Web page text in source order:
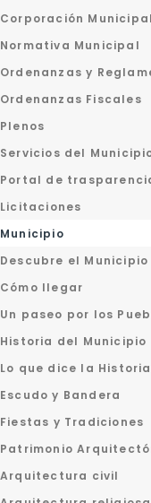
Corporación Municipal
Normativa Municipal
Ordenanzas y
Ordenanzas Fiscales
Plenos
Servicios del
Portal de
Licitaciones
Municipio
Descubre el Municipio
Cómo llegar
Un paseo por los
Historia del Municipio
Lo que dice la Historia
Escudo y Bandera
Fiestas y Tradiciones
Patrimonio
Arquitectura civil